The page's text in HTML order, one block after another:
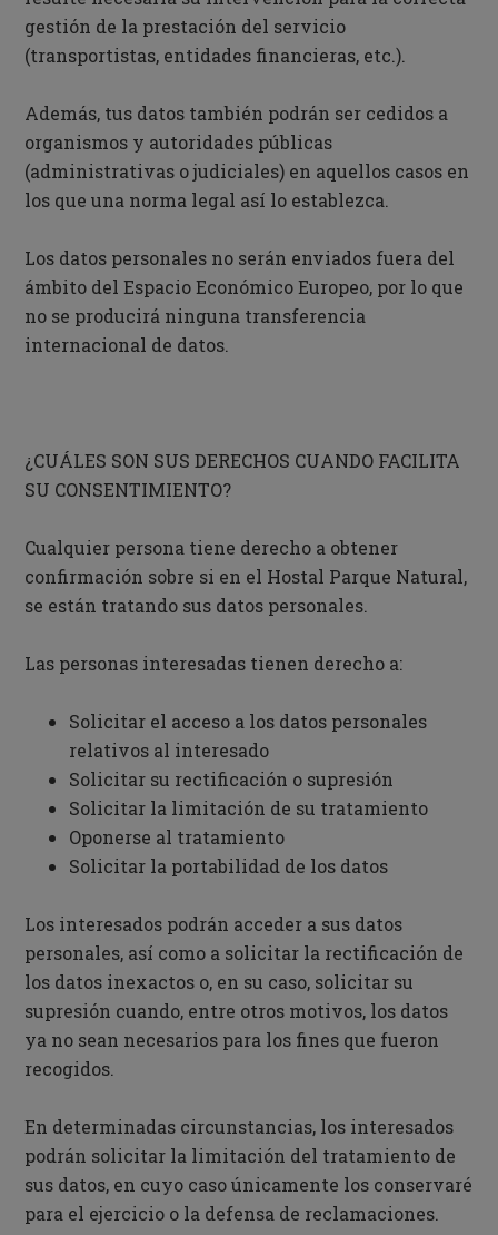
gestión de la prestación del servicio
(transportistas, entidades financieras, etc.).
Además, tus datos también podrán ser cedidos a
organismos y autoridades públicas
(administrativas o judiciales) en aquellos casos en
los que una norma legal así lo establezca.
Los datos personales no serán enviados fuera del
ámbito del Espacio Económico Europeo, por lo que
no se producirá ninguna transferencia
internacional de datos.
¿CUÁLES SON SUS DERECHOS CUANDO FACILITA
SU CONSENTIMIENTO?
Cualquier persona tiene derecho a obtener
confirmación sobre si en el Hostal Parque Natural,
se están tratando sus datos personales.
Las personas interesadas tienen derecho a:
Solicitar el acceso a los datos personales
relativos al interesado
Solicitar su rectificación o supresión
Solicitar la limitación de su tratamiento
Oponerse al tratamiento
Solicitar la portabilidad de los datos
Los interesados podrán acceder a sus datos
personales, así como a solicitar la rectificación de
los datos inexactos o, en su caso, solicitar su
supresión cuando, entre otros motivos, los datos
ya no sean necesarios para los fines que fueron
recogidos.
En determinadas circunstancias, los interesados
podrán solicitar la limitación del tratamiento de
sus datos, en cuyo caso únicamente los conservaré
para el ejercicio o la defensa de reclamaciones.